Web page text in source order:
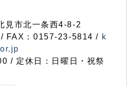
市北一条西4-8-2
FAX：0157-23-5814 / k
/ 定休日：日曜日・祝祭